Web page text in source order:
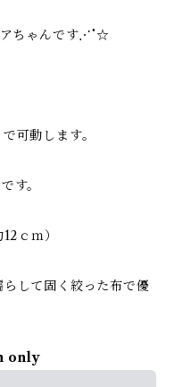
アちゃんです⋰˚☆
可動します。
す。
ｃｍ）
して固く絞った布で優
only